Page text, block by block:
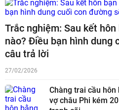
Trắc nghiệm: Sau kết
nào? Điều bạn hình dung
câu trả lời
27/02/2026
Chàng trai cầu
vợ châu Phi kém